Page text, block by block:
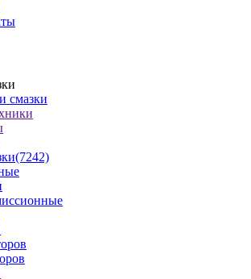
смазки
(7242)